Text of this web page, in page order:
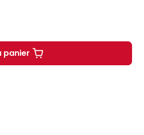
panier
Loi "immigration" du 26 janvier